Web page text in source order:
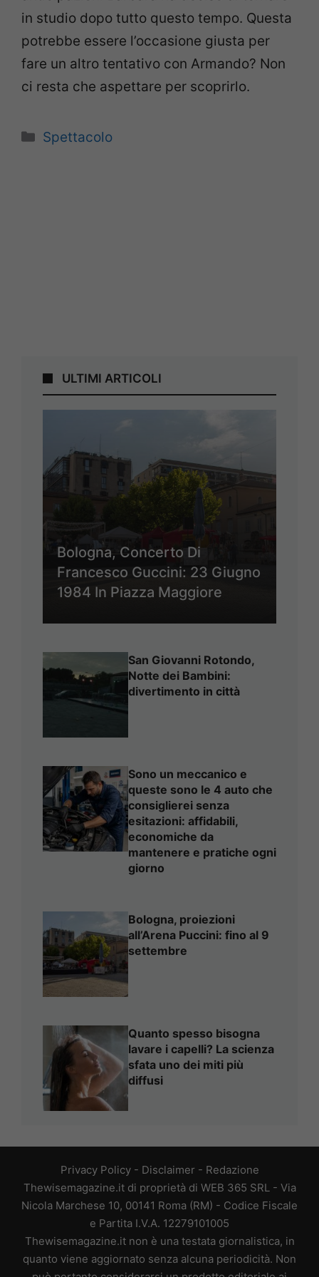
in studio dopo tutto questo tempo. Questa
potrebbe essere l’occasione giusta per
fare un altro tentativo con Armando? Non
ci resta che aspettare per scoprirlo.
Categorie
Spettacolo
ULTIMI ARTICOLI
Bologna, Concerto Di
Francesco Guccini: 23 Giugno
1984 In Piazza Maggiore
San Giovanni Rotondo,
Notte dei Bambini:
divertimento in città
Sono un meccanico e
queste sono le 4 auto che
consiglierei senza
esitazioni: affidabili,
economiche da
mantenere e pratiche ogni
giorno
Bologna, proiezioni
all’Arena Puccini: fino al 9
settembre
Quanto spesso bisogna
lavare i capelli? La scienza
sfata uno dei miti più
diffusi
Privacy Policy- Disclaimer - Redazione
Thewisemagazine.it di proprietà di WEB 365 SRL - Via
Nicola Marchese 10, 00141 Roma (RM) - Codice Fiscale
e Partita I.V.A. 12279101005
Thewisemagazine.it non è una testata giornalistica, in
quanto viene aggiornato senza alcuna periodicità. Non